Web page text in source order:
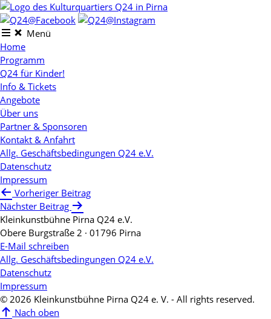
Skip
to
contentMenü
Home
Programm
Q24 für Kinder!
Info & Tickets
Angebote
Über uns
Partner & Sponsoren
Kontakt & Anfahrt
Allg. Geschäftsbedingungen Q24 e.V.
Datenschutz
Impressum
Beitragsnavigation
Vorheriger Beitrag
Nächster Beitrag
Kleinkunstbühne Pirna Q24 e.V.
Obere Burgstraße 2 · 01796 Pirna
E-Mail schreiben
Allg. Geschäftsbedingungen Q24 e.V.
Datenschutz
Impressum
© 2026 Kleinkunstbühne Pirna Q24 e. V. - All rights reserved.
Nach oben